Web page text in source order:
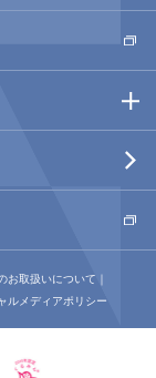
お取扱いについて
ルメディアポリシー